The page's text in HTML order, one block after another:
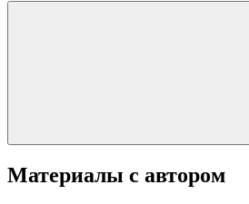
Материалы с автором